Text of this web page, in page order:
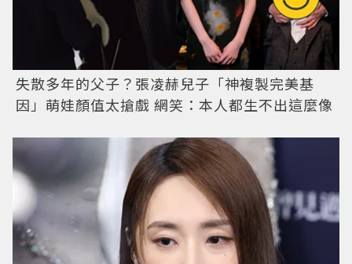
失散多年的父子？張凌赫兒子「神複製完美基
因」萌娃顏值太搶戲 網笑：本人都生不出這麼像